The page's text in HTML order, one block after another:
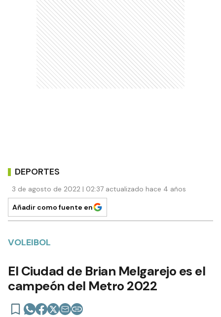
DEPORTES
3 de agosto de 2022 | 02:37 actualizado hace 4 años
Añadir como fuente en
VOLEIBOL
El Ciudad de Brian Melgarejo es el
campeón del Metro 2022